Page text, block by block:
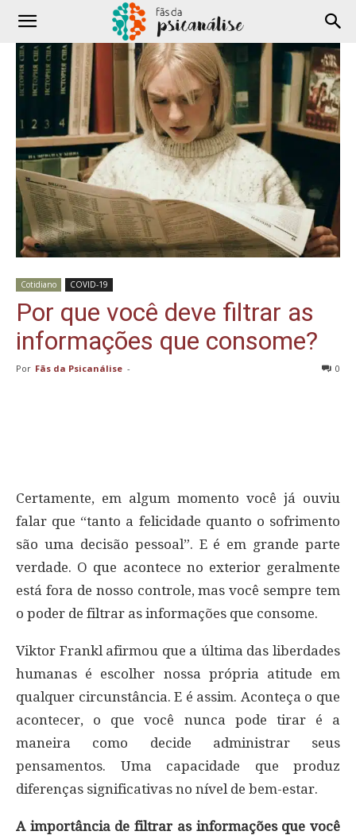
Cotidiano COVID-19
Por que você deve filtrar as
informações que consome?
Por Fãs da Psicanálise - 0
Certamente, em algum momento você já ouviu
falar que “tanto a felicidade quanto o sofrimento
são uma decisão pessoal”. E é em grande parte
verdade. O que acontece no exterior geralmente
está fora de nosso controle, mas você sempre tem
o poder de filtrar as informações que consome.
Viktor Frankl afirmou que a última das liberdades
humanas é escolher nossa própria atitude em
qualquer circunstância. E é assim. Aconteça o que
acontecer, o que você nunca pode tirar é a
maneira como decide administrar seus
pensamentos. Uma capacidade que produz
diferenças significativas no nível de bem-estar.
A importância de filtrar as informações que você